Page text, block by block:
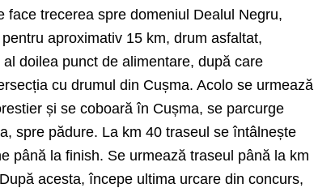
trecerea spre domeniul Dealul Negru,
aproximativ 15 km, drum asfaltat,
doilea punct de alimentare, după care
cu drumul din Cușma. Acolo se urmează
și se coboară în Cușma, se parcurge
spre pădure. La km 40 traseul se întâlnește
până la finish. Se urmează traseul până la km
acesta, începe ultima urcare din concurs,